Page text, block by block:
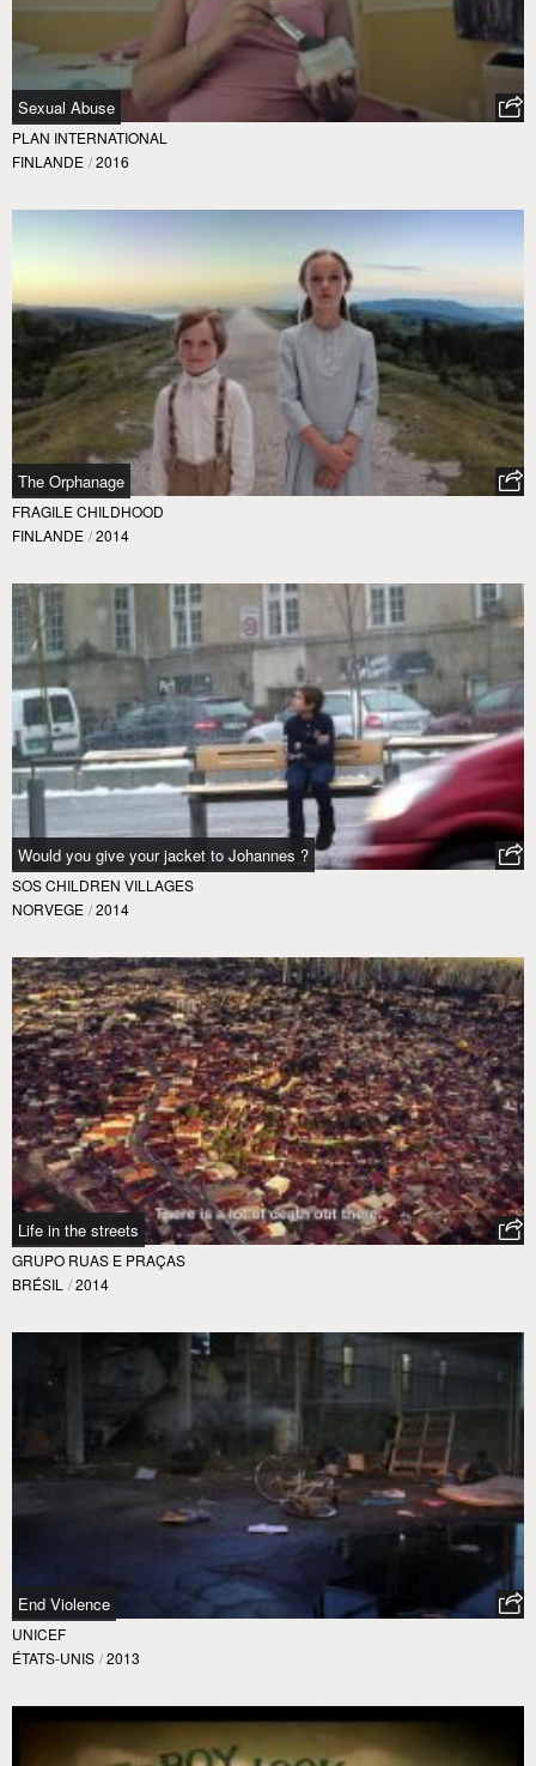
Sexual Abuse
PLAN INTERNATIONAL
FINLANDE / 2016
The Orphanage
FRAGILE CHILDHOOD
FINLANDE / 2014
Would you give your jacket to Johannes ?
SOS CHILDREN VILLAGES
NORVEGE / 2014
Life in the streets
GRUPO RUAS E PRAÇAS
BRÉSIL / 2014
End Violence
UNICEF
ÉTATS-UNIS / 2013